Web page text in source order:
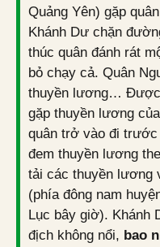
Quảng Yên) gặp
Khánh Dư chặn
thúc quân đánh rát
bỏ chạy cả. Quân
thuyền lương… Được
gặp thuyền lương
quân trở vào đi
đem thuyền lương
tải các thuyền lương
(phía đông nam
Lục bây giờ). Khánh
địch không nổi, bao